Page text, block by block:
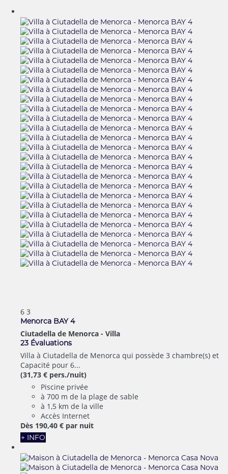
6 3
Menorca BAY 4
Ciutadella de Menorca - Villa
23 Évaluations
Villa à Ciutadella de Menorca qui possède 3 chambre(s) et
Capacité pour 6...
(31,73 € pers./nuit)
Piscine privée
à 700 m de la plage de sable
à 1,5 km de la ville
Accès Internet
Dès 190,40 € par nuit
+ INFO